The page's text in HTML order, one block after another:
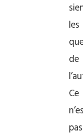
les
de
Ce
pas